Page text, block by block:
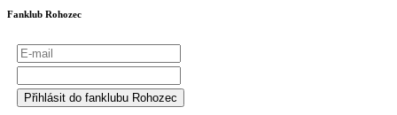
Fanklub Rohozec